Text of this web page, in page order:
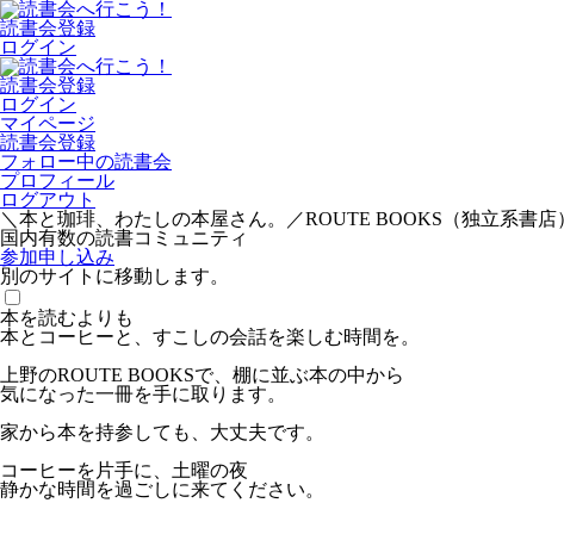
読書会登録
ログイン
読書会登録
ログイン
マイページ
読書会登録
フォロー中の読書会
プロフィール
ログアウト
＼本と珈琲、わたしの本屋さん。／ROUTE BOOKS（独立系書店
国内有数の読書コミュニティ
参加申し込み
別のサイトに移動します。
本を読むよりも
本とコーヒーと、すこしの会話を楽しむ時間を。
上野のROUTE BOOKSで、棚に並ぶ本の中から
気になった一冊を手に取ります。
家から本を持参しても、大丈夫です。
コーヒーを片手に、土曜の夜
静かな時間を過ごしに来てください。